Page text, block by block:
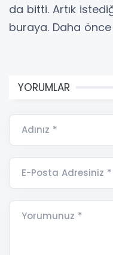
da bitti. Artık
buraya. Daha
YORUMLAR
Adınız *
E-Posta Adresiniz *
Yorumunuz *